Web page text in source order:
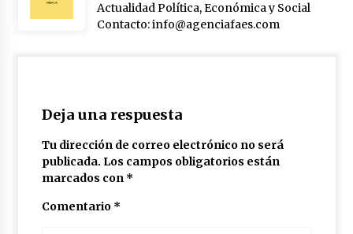
Actualidad Política, Económica y Social
Contacto: info@agenciafaes.com
Deja una respuesta
Tu dirección de correo electrónico no será
publicada. Los campos obligatorios están
marcados con *
Comentario *